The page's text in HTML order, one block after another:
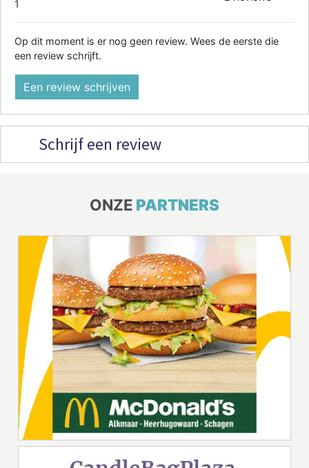
1
Op dit moment is er nog geen review. Wees de eerste die
een review schrijft.
Een review schrijven
Schrijf een review
ONZE PARTNERS